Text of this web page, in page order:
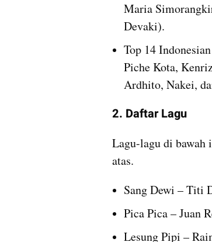
Maria
Devaki).
Top 14
Piche Kota,
Ardhito, Nakei,
2. Daftar Lagu
Lagu-lagu di bawah
atas.
Sang Dewi – Titi
Pica Pica – Juan
Lesung Pipi –